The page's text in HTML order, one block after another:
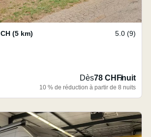
CH (5 km) 5.0 (9)
Dès78 CHF/nuit
10 % de réduction à partir de 8 nuits